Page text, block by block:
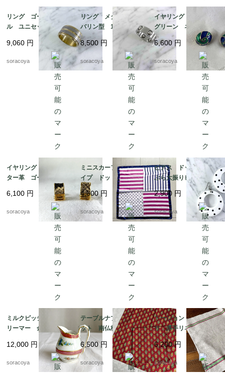
リング ゴールドメタ
ル ユニセックス メ
ンズ 24号 スカーフ
リングとしても 12ac
9,060 円
soracoya
リング メタル タン
バリン型 18号 ファ
ッションリング スカ
ーフリングにも 12acc
8,500 円
soracoya
イヤリング 丸渦巻
グリーン ネイビー
エナメル加工 19ach8
6,600円
soracoya
イヤリング アリゲー
ター革 ゴールドカラ
ー スクウェア型 19
ach8-4
6,100 円
soracoya
ミニスカーフ ストラ
イプ ドット ビビッ
ド ピンク ネイビ
ー 12acdf20
4,600円
soracoya
ピアス ドット ぶら
ぶら大振りピアス 軽
くて大きいピアス 12
acce5
2,900 円
soracoya
ミルクピッチャー ク
リーマー 金彩格子
花ブーケ手描き クラシ
ックスタイル 19twm
12,000 円
soracoya
テーブルナプキン2枚セ
ット 南仏柄 ランチ
ョンマット ヴァルド
ローム ハンカチ ソ
レイアード マルチク
ロス 12cler3
6,500円
soracoya
トーション バスク織
り 厚手リネン キッ
チンクロス 天然素
材 麻 テーブルマッ
ト 生成りベージュ 1
2cler4
6,200円
soracoya